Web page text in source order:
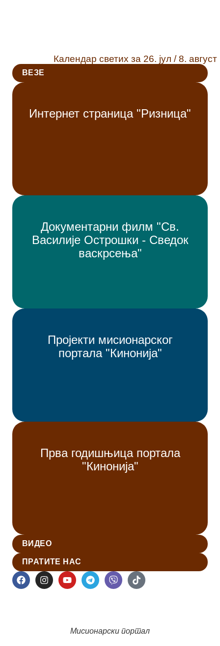
Календар светих за 26. јул / 8. август
ВЕЗЕ
Интернет страница "Ризница"
Документарни филм "Св.
Василије Острошки - Сведок
васкрсења"
Пројекти мисионарског
портала "Кинонија"
Прва годишњица портала
"Кинонија"
ВИДЕО
ПРАТИТЕ НАС
Мисионарски портал